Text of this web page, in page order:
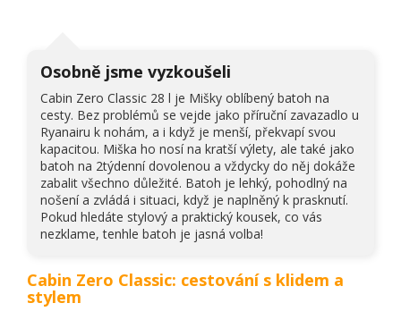
Osobně jsme vyzkoušeli
Cabin Zero Classic 28 l je Mišky oblíbený batoh na
cesty. Bez problémů se vejde jako příruční zavazadlo u
Ryanairu k nohám, a i když je menší, překvapí svou
kapacitou. Miška ho nosí na kratší výlety, ale také jako
batoh na 2týdenní dovolenou a vždycky do něj dokáže
zabalit všechno důležité. Batoh je lehký, pohodlný na
nošení a zvládá i situaci, když je naplněný k prasknutí.
Pokud hledáte stylový a praktický kousek, co vás
nezklame, tenhle batoh je jasná volba!
Cabin Zero Classic: cestování s klidem a
stylem